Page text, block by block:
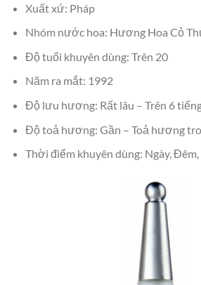
Xuất xứ: Pháp
Nhóm nước hoa: Hương Hoa Cỏ
Độ tuổi khuyên dùng: Trên 20
Năm ra mắt: 1992
Độ lưu hương: Rất lâu – Trên 6
Độ toả hương: Gần – Toả hương
Thời điểm khuyên dùng: Ngày,